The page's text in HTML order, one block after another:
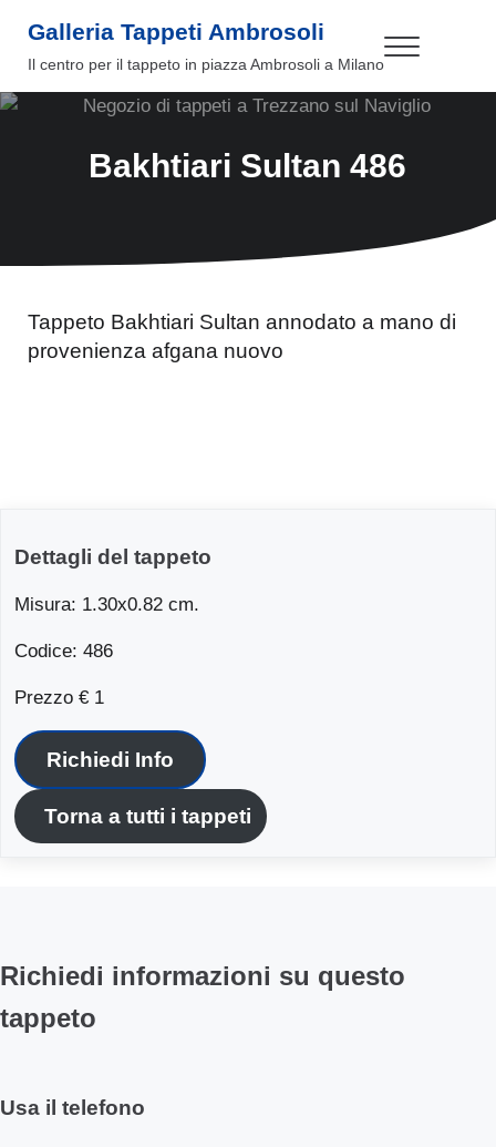
Galleria Tappeti Ambrosoli
Il centro per il tappeto in piazza Ambrosoli a Milano Menu
Bakhtiari Sultan 486
Tappeto Bakhtiari Sultan annodato a mano di
provenienza afgana nuovo
Dettagli del tappeto
Misura: 1.30x0.82 cm.
Codice: 486
Prezzo € 1
Richiedi Info
Torna a tutti i tappeti
Richiedi informazioni su questo
tappeto
Usa il telefono